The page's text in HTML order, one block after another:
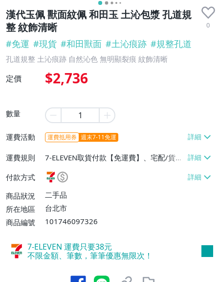
漢代玉佩 獸面紋佩 和田玉 土沁包漿 孔道規
整 紋飾清晰
0
#免運 #現貨 #和田獸面 #土沁痕跡 #規整孔道
孔道規整 土沁痕跡 自然沁色 無明顯裂痕 紋飾清晰
定價 $2,736
數量
運費活動 運費抵用券 週末7-11免運
運費規則
7-ELEVEN取貨付款【免運費】、宅配/貨運
付款方式
商品狀況
二手品
所在地區
台北市
商品編號
101746097326
7-ELEVEN 運費只要38元
不限金額、筆數，筆筆優惠無限次！